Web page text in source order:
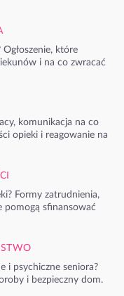
Ogłoszenie, które
i na co zwracać
komunikacja na co
opieki i reagowanie na
Formy zatrudnienia,
pomogą sfinansować
i psychiczne seniora?
i bezpieczny dom.